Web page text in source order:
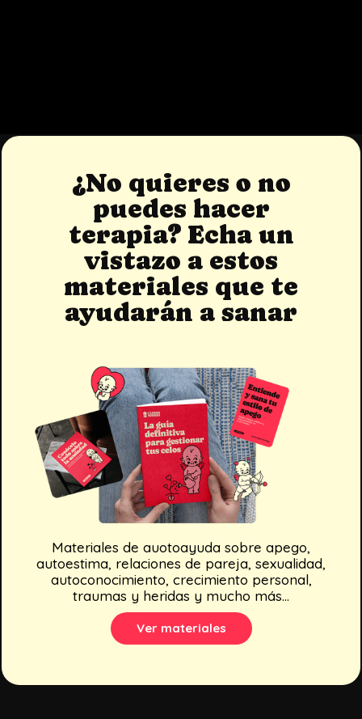
¿No quieres o no
puedes hacer
terapia? Echa un
vistazo a estos
materiales que te
ayudarán a sanar
Materiales de auotoayuda sobre apego,
autoestima, relaciones de pareja, sexualidad,
autoconocimiento, crecimiento personal,
traumas y heridas y mucho más...
Ver materiales